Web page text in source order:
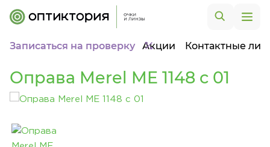
Записаться на проверку Акции Контактные
Оправа Merel ME 1148 c 01